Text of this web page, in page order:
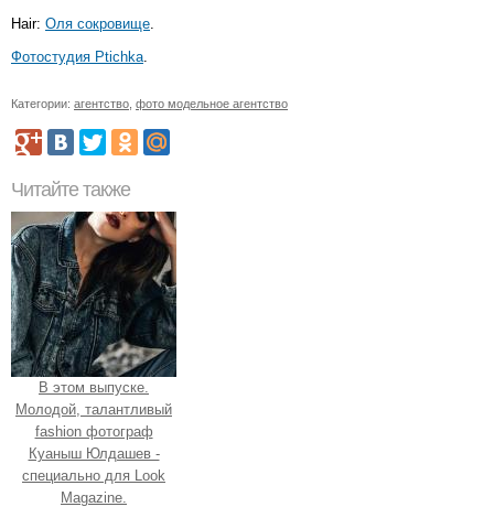
Hair: Оля сокровище
Фотостудия Ptichka
Категории: агентство фото модельное агентство
Читайте также
В этом выпуске.
Молодой, талантливый
fashion фотограф
Куаныш Юлдашев -
специально для Look
Magazine.